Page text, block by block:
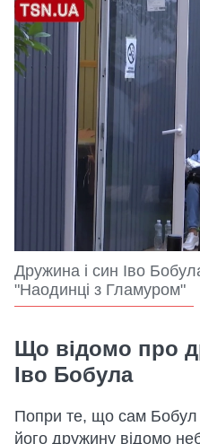
Дружина і син Іво
"Наодинці з Гламуром"
Що відомо про
Іво Бобула
Попри те, що сам
його дружину відомо